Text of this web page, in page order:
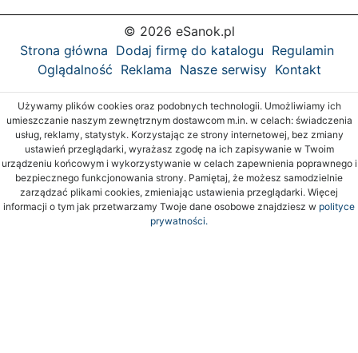
© 2026 eSanok.pl
Strona główna Dodaj firmę do katalogu Regulamin
Oglądalność Reklama Nasze serwisy Kontakt
Używamy plików cookies oraz podobnych technologii. Umożliwiamy ich
umieszczanie naszym zewnętrznym dostawcom m.in. w celach: świadczenia
usług, reklamy, statystyk. Korzystając ze strony internetowej, bez zmiany
ustawień przeglądarki, wyrażasz zgodę na ich zapisywanie w Twoim
urządzeniu końcowym i wykorzystywanie w celach zapewnienia poprawnego i
bezpiecznego funkcjonowania strony. Pamiętaj, że możesz samodzielnie
zarządzać plikami cookies, zmieniając ustawienia przeglądarki. Więcej
informacji o tym jak przetwarzamy Twoje dane osobowe znajdziesz w polityce
prywatności.